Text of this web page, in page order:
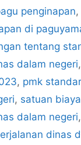
penginapan,
di
tentang
dalam negeri,
, pmk
, satuan
dalam negeri,
dinas